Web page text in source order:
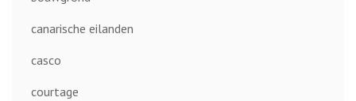
canarische eilanden
casco
courtage